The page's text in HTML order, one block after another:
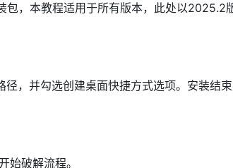
，本教程适用于所有版本，此处以2025.2
，并勾选创建桌面快捷方式选项。安装结
始破解流程。